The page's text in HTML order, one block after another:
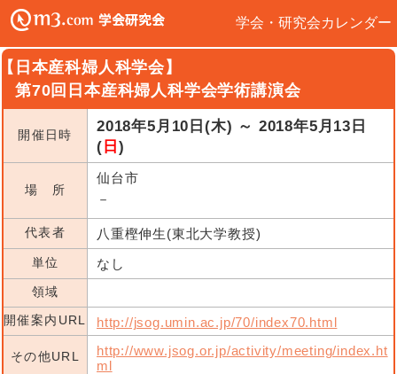
学会・研究会カレンダー
日本産科婦人科学会】
第70回日本産科婦人科学会学術講演会
開催日時
2018年5月10日(木) ～ 2018年5月13日
( 日 )
場 所
仙台市
－
代表者 八重樫伸生(東北大学教授)
単位 なし
領域
開催案内URL
http://jsog.umin.ac.jp/70/index70.html
その他URL
http://www.jsog.or.jp/activity/meeting/index.ht
ml